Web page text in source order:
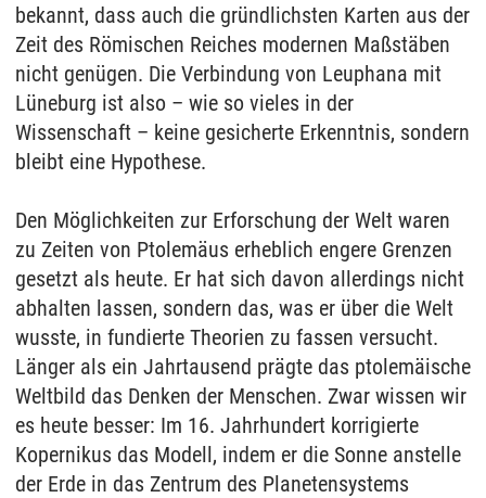
bekannt, dass auch die gründlichsten Karten aus der
Zeit des Römischen Reiches modernen Maßstäben
nicht genügen. Die Verbindung von Leuphana mit
Lüneburg ist also – wie so vieles in der
Wissenschaft – keine gesicherte Erkenntnis, sondern
bleibt eine Hypothese.
Den Möglichkeiten zur Erforschung der Welt waren
zu Zeiten von Ptolemäus erheblich engere Grenzen
gesetzt als heute. Er hat sich davon allerdings nicht
abhalten lassen, sondern das, was er über die Welt
wusste, in fundierte Theorien zu fassen versucht.
Länger als ein Jahrtausend prägte das ptolemäische
Weltbild das Denken der Menschen. Zwar wissen wir
es heute besser: Im 16. Jahrhundert korrigierte
Kopernikus das Modell, indem er die Sonne anstelle
der Erde in das Zentrum des Planetensystems